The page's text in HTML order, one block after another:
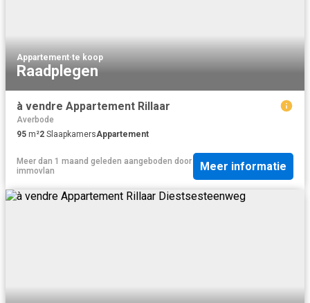
Appartement·te koop
Raadplegen
à vendre Appartement Rillaar
Averbode
95 m²2 SlaapkamersAppartement
Meer dan 1 maand geleden aangeboden door
immovlan
Meer informatie